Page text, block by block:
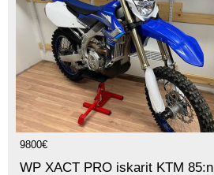
9800€
WP XACT PRO iskarit KTM 85:n